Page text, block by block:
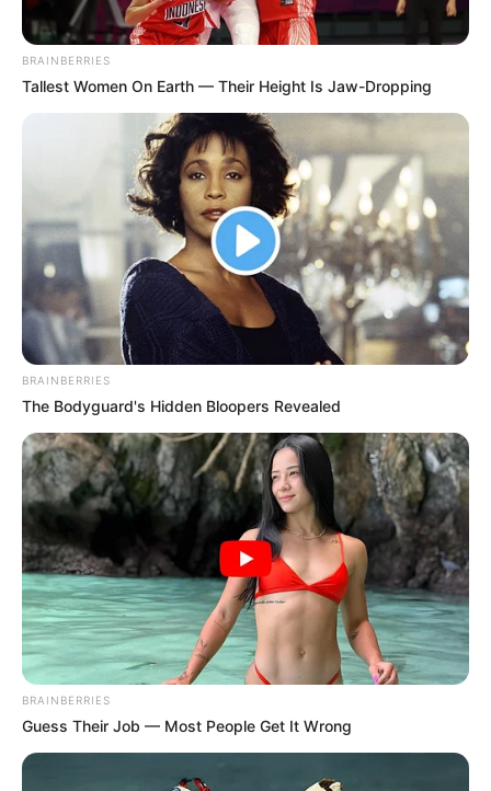
Deixe seu comentário
11 Comentários
Avani carcanholo há 9 anos
Mariana Barbosa
Oi, Avani. Que bom que gostou. Um abraço!
Nilce Freitas dos Santos há 9 anos
Amei! Agradecida por compartilhar.
Mariana Barbosa há 9 anos
em resposta à Nilce Freitas dos Santos
Oi, Nilce. Que bom que gostou. Abraços
Boa Noite ! Lindo seu trabalho!
BRAINBERRIES
Tallest Women On Earth — Their Height Is Jaw-Dropping
BRAINBERRIES
The Bodyguard's Hidden Bloopers Revealed
BRAINBERRIES
Guess Their Job — Most People Get It Wrong